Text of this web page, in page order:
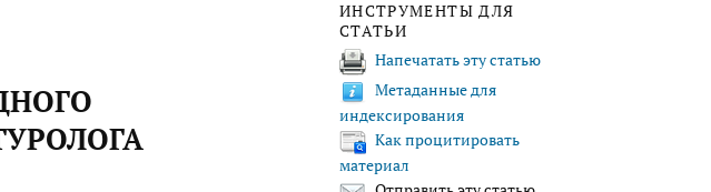
ИНСТРУМЕНТЫ ДЛЯ
СТАТЬИ
Напечатать эту статью
Метаданные для
индексирования
Как процитировать
материал